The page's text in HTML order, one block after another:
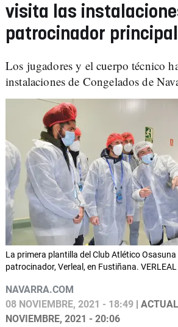
visita las
patrocinador
Los jugadores y el cuerpo técnico
instalaciones de Congelados de
La primera plantilla del Club Atlético
patrocinador, Verleal, en Fustiñana. VERLEAL
NAVARRA.COM
08 NOVIEMBRE, 2021 - 18:49 |
NOVIEMBRE, 2021 - 20:06